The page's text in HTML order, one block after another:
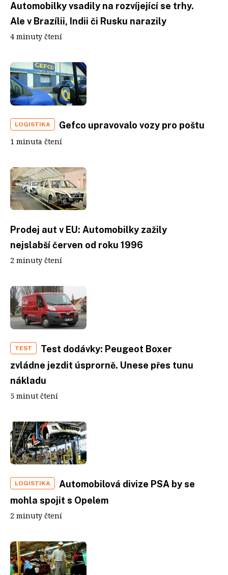
Automobilky vsadily na rozvíjející se trhy.
Ale v Brazílii, Indii či Rusku narazily
4 minuty čtení
LOGISTIKA Gefco upravovalo vozy pro poštu
1 minuta čtení
Prodej aut v EU: Automobilky zažily
nejslabší červen od roku 1996
2 minuty čtení
TEST
Test dodávky: Peugeot Boxer
zvládne jezdit úsprorně. Unese přes tunu
nákladu
5 minut čtení
LOGISTIKA
Automobilová divize PSA by se
mohla spojit s Opelem
2 minuty čtení